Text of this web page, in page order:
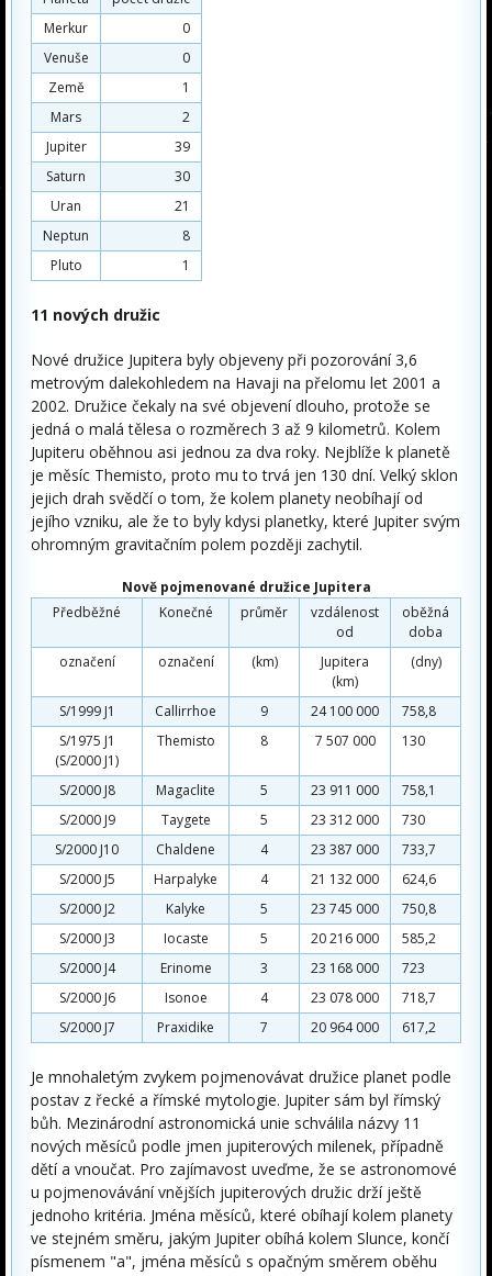
Merkur
0
Venuše
0
Země
1
Mars
2
Jupiter
39
Saturn
30
Uran
21
Neptun
8
Pluto
1
11 nových družic
Nové družice Jupitera byly objeveny při pozorování 3,6
metrovým dalekohledem na Havaji na přelomu let 2001 a
2002. Družice čekaly na své objevení dlouho, protože se
jedná o malá tělesa o rozměrech 3 až 9 kilometrů. Kolem
Jupiteru oběhnou asi jednou za dva roky. Nejblíže k planetě
je měsíc Themisto, proto mu to trvá jen 130 dní. Velký sklon
jejich drah svědčí o tom, že kolem planety neobíhají od
jejího vzniku, ale že to byly kdysi planetky, které Jupiter svým
ohromným gravitačním polem později zachytil.
Nově pojmenované družice Jupitera
Předběžné
Konečné průměr
vzdálenost
od
oběžná
doba
označení
označení (km)
Jupitera
(km)
(dny)
S/1999 J1 Callirrhoe 9 24 100 000
758,8
S/1975 J1
(S/2000 J1)
Themisto 8 7 507 000 130
S/2000 J8 Magaclite 5 23 911 000
758,1
S/2000 J9
Taygete 5 23 312 000
730
S/2000 J10
Chaldene 4 23 387 000
733,7
S/2000 J5
Harpalyke 4 21 132 000
624,6
S/2000 J2
Kalyke 5 23 745 000
750,8
S/2000 J3
Iocaste 5 20 216 000
585,2
S/2000 J4
Erinome 3 23 168 000
723
S/2000 J6
Isonoe 4 23 078 000
718,7
S/2000 J7
Praxidike 7 20 964 000 617,2
Je mnohaletým zvykem pojmenovávat družice planet podle
postav z řecké a římské mytologie. Jupiter sám byl římský
bůh. Mezinárodní astronomická unie schválila názvy 11
nových měsíců podle jmen jupiterových milenek, případně
dětí a vnoučat. Pro zajímavost uveďme, že se astronomové
u pojmenovávání vnějších jupiterových družic drží ještě
jednoho kritéria. Jména měsíců, které obíhají kolem planety
ve stejném směru, jakým Jupiter obíhá kolem Slunce, končí
písmenem "a", jména měsíců s opačným směrem oběhu